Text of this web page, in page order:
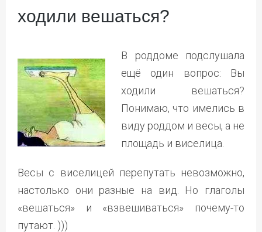
ходили вешаться?
В роддоме подслушала
ещё один вопрос: Вы
ходили вешаться?
Понимаю, что имелись в
виду роддом и весы, а не
площадь и виселица.
Весы с виселицей перепутать невозможно,
настолько они разные на вид. Но глаголы
«вешаться» и «взвешиваться» почему-то
путают. )))